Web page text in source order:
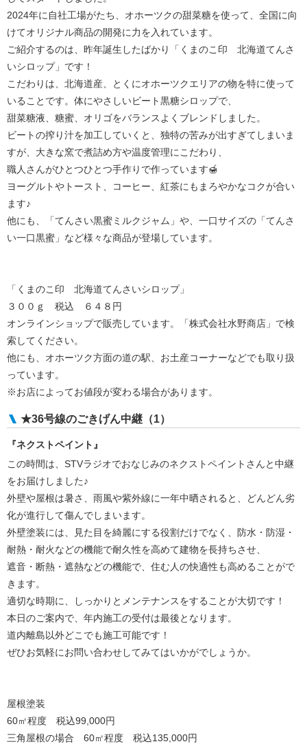
2024年に自社工場がたち、オホーツクの甜菜糖を使って、全国に向
けてオリジナル商品の開発に力を入れています。
ご紹介するのは、昨年誕生したばかり「くまのこ印 北海道てんさ
いシロップ」です！
こだわりは、北海道産、とくにオホーツクエリアの物を特に使って
いることです。体にやさしいビート黒糖シロップで、
甜菜糖液、糖蜜、オリゴをバランスよくブレンドしました。
ビートの搾り汁を加工していくと、独特の苦みが出すぎてしまいま
すが、大きな窯で煮詰め方や温度管理にこだわり、
職人さんがひとつひとつ手作りで作っています🍯
ヨーグルトやトースト、コーヒー、紅茶にもまろやかなコクが合い
ます♪
他にも、「てんさい黒蜜ミルクジャム」や、一口サイズの「てんさ
い一口黒蜜」など様々な商品が登場しています。
「くまのこ印 北海道てんさいシロップ」
３００ｇ 税込 ６４８円
オンラインショップで販売しています。「株式会社水野商店」で検
索してください。
他にも、オホーツク方面の道の駅、お土産コーナーなどでも取り扱
っています。
※お店によってお値段が変わる場合があります。
★36号線のごきげん中継（1）
『ネクストペイント』
この時間は、STVラジオでおなじみのネクストペイントさんと中継
をお届けしました♪
外壁や屋根は暑さ、雨風や紫外線に一年中晒されると、どんどん劣
化が進行して傷んでしまいます。
外壁塗装には、見た目を綺麗にする役割だけでなく、防水・防湿・
耐熱・耐火などの機能で耐久性を高めて建物を長持ちさせ、
遮音・断熱・遮熱などの機能で、住む人の快適性も高めることがで
きます。
適切な時期に、しっかりとメンテナンスをすることが大切です！
本日のご案内で、年内施工の受付は最後となります。
道内離島以外どこでも施工可能です！
ぜひお気軽にお問い合わせしてみてはいかがでしょうか。
屋根塗装
60㎡程度 税込99,000円
三角屋根の場合 60㎡程度 税込135,000円